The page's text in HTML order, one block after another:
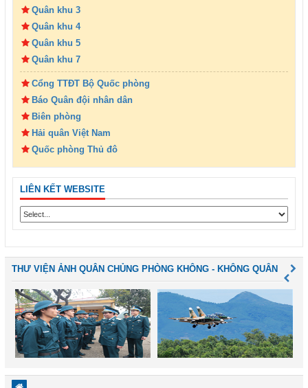
Quân khu 3
Quân khu 4
Quân khu 5
Quân khu 7
Cổng TTĐT Bộ Quốc phòng
Báo Quân đội nhân dân
Biên phòng
Hải quân Việt Nam
Quốc phòng Thủ đô
LIÊN KẾT WEBSITE
THƯ VIỆN ẢNH QUÂN CHỦNG PHÒNG KHÔNG - KHÔNG QUÂN